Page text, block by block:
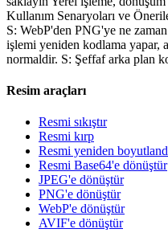
Kullanım Senaryoları ve
S: WebP'den PNG'ye ne
işlemi yeniden kodlama yapar,
normaldir. S: Şeffaf arka plan
Resim araçları
Resmi sıkıştır
Resmi kırp
Resmi yeniden
Resmi Base64'e dönüştür
JPEG'e dönüştür
PNG'e dönüştür
WebP'e dönüştür
AVIF'e dönüştür